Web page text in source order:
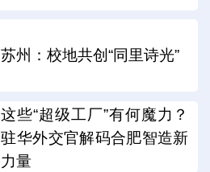
苏州：校地共创“同里诗光”
这些“超级工厂”有何魔力？
驻华外交官解码合肥智造新
力量